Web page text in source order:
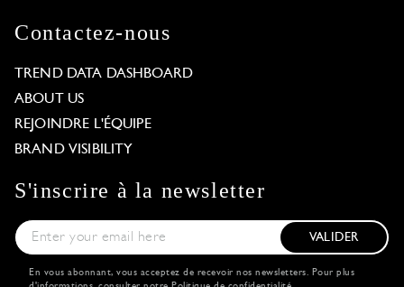
Contactez-nous
TREND DATA DASHBOARD
ABOUT US
REJOINDRE L'ÉQUIPE
BRAND VISIBILITY
S'inscrire à la newsletter
VALIDER
En vous abonnant, vous acceptez de recevoir nos newsletters. Pour plus